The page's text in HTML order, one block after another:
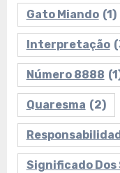
Gato Miando (1)
Interpretação
Número 8888
Quaresma (2)
Significado Dos